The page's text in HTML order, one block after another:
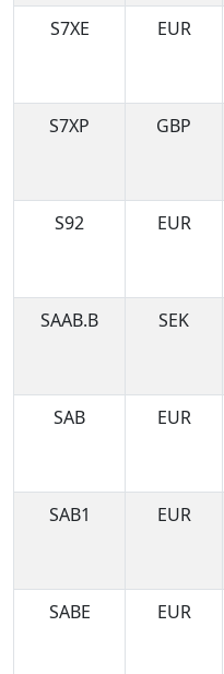
S7XE
EUR
S7XP
GBP
S92
EUR
SAAB.B
SEK
SAB
EUR
SAB1
EUR
SABE
EUR